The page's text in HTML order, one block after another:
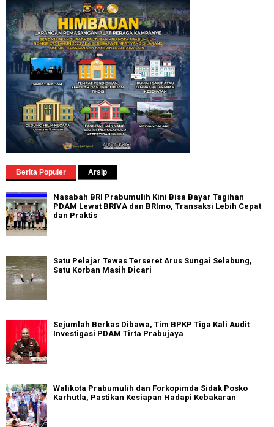
Berita Populer Arsip
Nasabah BRI Prabumulih Kini Bisa Bayar Tagihan
PDAM Lewat BRIVA dan BRImo, Transaksi Lebih Cepat
dan Praktis
Satu Pelajar Tewas Terseret Arus Sungai Selabung,
Satu Korban Masih Dicari
Sejumlah Berkas Dibawa, Tim BPKP Tiga Kali Audit
Investigasi PDAM Tirta Prabujaya
Walikota Prabumulih dan Forkopimda Sidak Posko
Karhutla, Pastikan Kesiapan Hadapi Kebakaran